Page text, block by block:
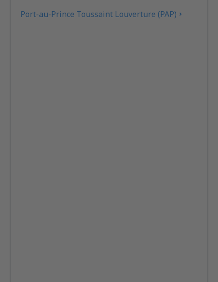
Port-au-Prince Toussaint Louverture (PAP)